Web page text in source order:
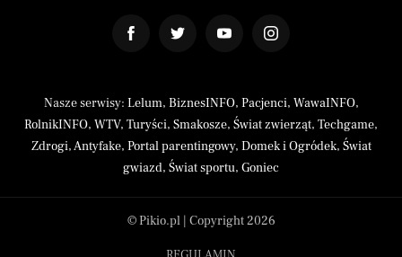
Nasze serwisy: Lelum, BiznesINFO, Pacjenci, WawaINFO,
RolnikINFO, WTV, Turyści, Smakosze, Świat zwierząt, Techgame,
Zdrogi,Antyfake, Portal parentingowy, Domek i Ogródek, Świat
gwiazd, Świat sportu, Goniec
© Pikio.pl | Copyright 2026